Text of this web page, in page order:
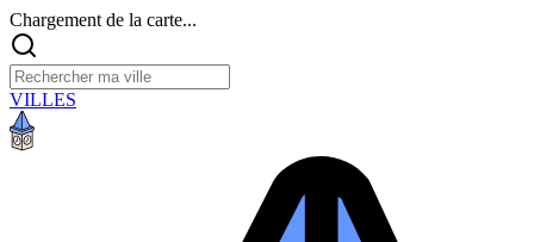
Chargement de la carte...
VILLES